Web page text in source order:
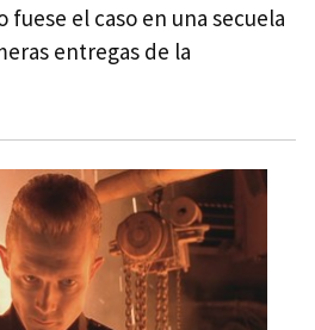
fuese el caso en una secuela
entregas de la